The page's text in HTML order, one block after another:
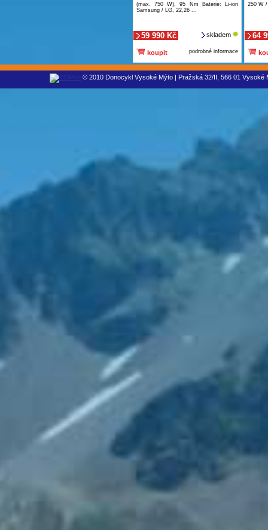
(max. 750 W), 95 Nm Baterie: Li-ion
Samsung / LG, 22,26 ...
59 990 Kč skladem
koupit podrobné informace
250 W
64
© 2010 Donocykl Vysoké Mýto | Pražská 32/II, 566 01 Vysoké